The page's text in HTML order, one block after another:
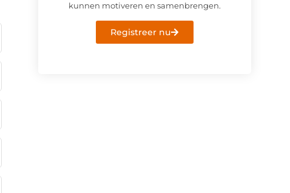
kunnen motiveren en samenbrengen.
Registreer nu